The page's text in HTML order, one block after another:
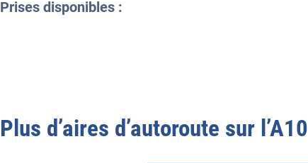
Prises disponibles :
Plus d’aires d’autoroute sur l’A10